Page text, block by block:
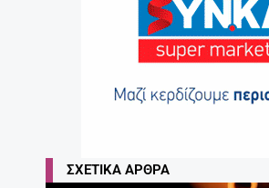
ΣΧΕΤΙΚΆ ΆΡΘΡΑ